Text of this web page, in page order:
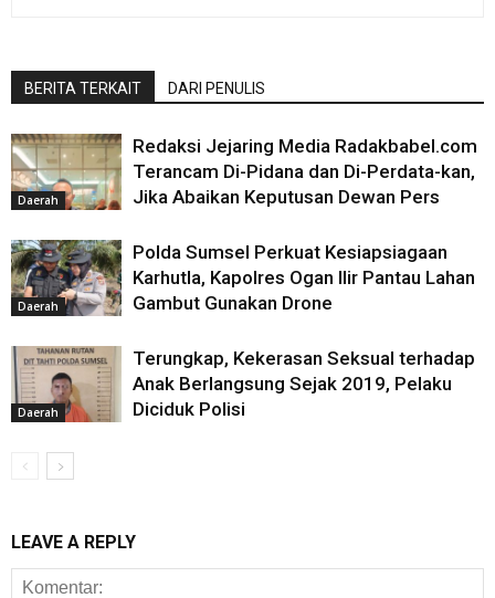
BERITA TERKAIT DARI PENULIS
Daerah
Redaksi Jejaring Media Radakbabel.com
Terancam Di-Pidana dan Di-Perdata-kan,
Jika Abaikan Keputusan Dewan Pers
Daerah
Polda Sumsel Perkuat Kesiapsiagaan
Karhutla, Kapolres Ogan Ilir Pantau Lahan
Gambut Gunakan Drone
Daerah
Terungkap, Kekerasan Seksual terhadap
Anak Berlangsung Sejak 2019, Pelaku
Diciduk Polisi
LEAVE A REPLY